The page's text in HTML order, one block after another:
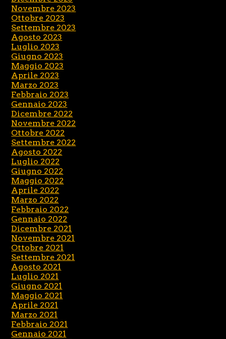
Novembre 2023
Ottobre 2023
Settembre 2023
Agosto 2023
Luglio 2023
Giugno 2023
Maggio 2023
Aprile 2023
Marzo 2023
Febbraio 2023
Gennaio 2023
Dicembre 2022
Novembre 2022
Ottobre 2022
Settembre 2022
Agosto 2022
Luglio 2022
Giugno 2022
Maggio 2022
Aprile 2022
Marzo 2022
Febbraio 2022
Gennaio 2022
Dicembre 2021
Novembre 2021
Ottobre 2021
Settembre 2021
Agosto 2021
Luglio 2021
Giugno 2021
Maggio 2021
Aprile 2021
Marzo 2021
Febbraio 2021
Gennaio 2021